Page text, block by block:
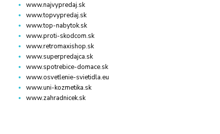
www.najvypredaj.sk
www.topvypredaj.sk
www.top-nabytok.sk
www.proti-skodcom.sk
www.retromaxishop.sk
www.superpredajca.sk
www.spotrebice-domace.sk
www.osvetlenie-svietidla.eu
www.uni-kozmetika.sk
www.zahradnicek.sk